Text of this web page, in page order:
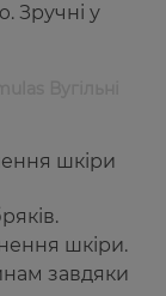
Зручні у
шкіри
шкіри.
завдяки